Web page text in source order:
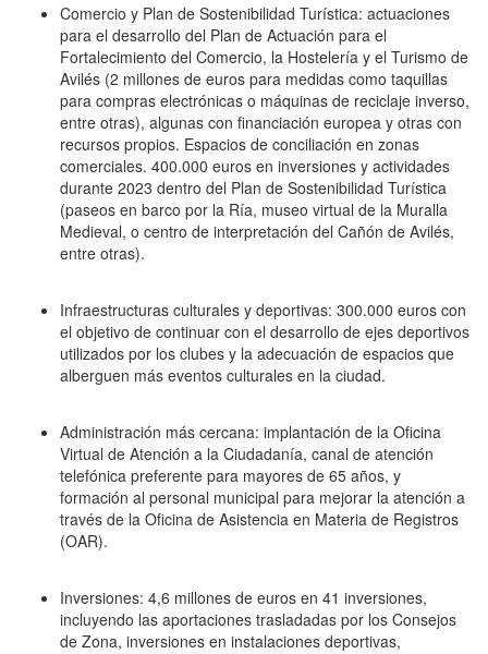
Comercio y Plan de Sostenibilidad Turística: actuaciones
para el desarrollo del Plan de Actuación para el
Fortalecimiento del Comercio, la Hostelería y el Turismo de
Avilés (2 millones de euros para medidas como taquillas
para compras electrónicas o máquinas de reciclaje inverso,
entre otras), algunas con financiación europea y otras con
recursos propios. Espacios de conciliación en zonas
comerciales. 400.000 euros en inversiones y actividades
durante 2023 dentro del Plan de Sostenibilidad Turística
(paseos en barco por la Ría, museo virtual de la Muralla
Medieval, o centro de interpretación del Cañón de Avilés,
entre otras).
Infraestructuras culturales y deportivas: 300.000 euros con
el objetivo de continuar con el desarrollo de ejes deportivos
utilizados por los clubes y la adecuación de espacios que
alberguen más eventos culturales en la ciudad.
Administración más cercana: implantación de la Oficina
Virtual de Atención a la Ciudadanía, canal de atención
telefónica preferente para mayores de 65 años, y
formación al personal municipal para mejorar la atención a
través de la Oficina de Asistencia en Materia de Registros
(OAR).
Inversiones: 4,6 millones de euros en 41 inversiones,
incluyendo las aportaciones trasladadas por los Consejos
de Zona, inversiones en instalaciones deportivas,